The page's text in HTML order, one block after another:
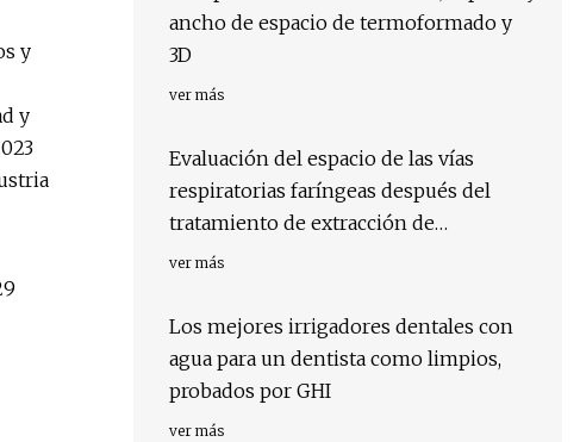
y
y
ancho de espacio de termoformado y
3D
ver más
Evaluación del espacio de las vías
respiratorias faríngeas después del
tratamiento de extracción de
ortodoncia en maloclusión clase II
subjetiva de la calidad del sueño.
ver más
Los mejores irrigadores dentales con
agua para un dentista como limpios,
probados por GHI
ver más